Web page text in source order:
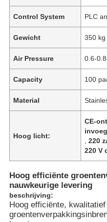
Huis
Producten
Control System PLC
Gewicht 350 kg
Air Pressure 0.6-
Capacity 100
Material
Hoog licht:
CE-
,220
220 V
Hoog efficiënte
nauwkeurige levering
beschrijving:
Hoog efficiënte,